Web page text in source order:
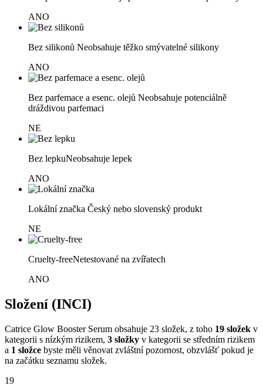
ANO
Bez silikonů Neobsahuje těžko smývatelné silikony
ANO
Bez parfemace a esenc. olejů Neobsahuje potenciálně
dráždivou parfemaci
NE
Bez lepkuNeobsahuje lepek
ANO
Lokální značka Český nebo slovenský produkt
NE
Cruelty-freeNetestované na zvířatech
ANO
Složení (INCI)
Catrice Glow Booster Serum obsahuje 23 složek, z toho 19 složek v
kategorii s nízkým rizikem, 3 složky v kategorii se středním rizikem
a 1 složce byste měli věnovat zvláštní pozornost, obzvlášť pokud je
na začátku seznamu složek.
19